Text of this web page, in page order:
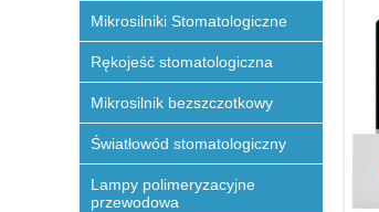
Mikrosilniki Stomatologiczne
Rękojeść stomatologiczna
Mikrosilnik bezszczotkowy
Światłowód stomatologiczny
Lampy polimeryzacyjne
przewodowa